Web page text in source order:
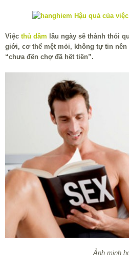
Việc thủ dâm lâu ngày sẽ thành thói
giới, cơ thể mệt mỏi, không tự tin
“chưa đến chợ đã hết tiền”.
Ảnh minh